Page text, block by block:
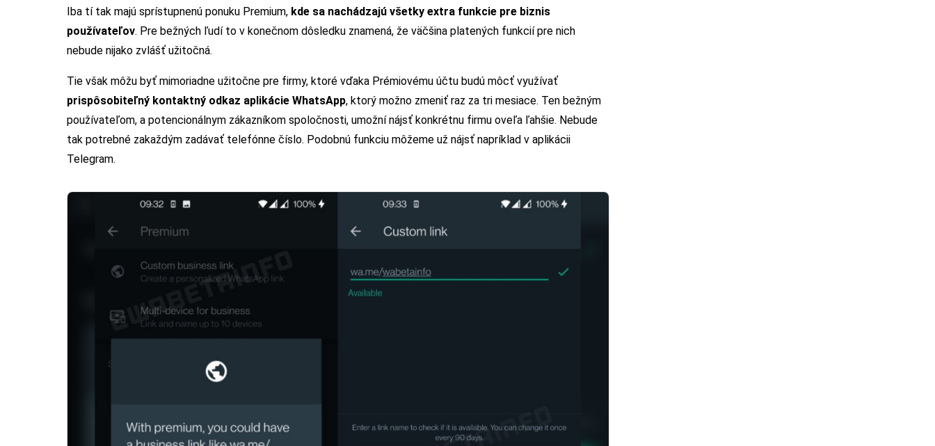
Iba tí tak majú sprístupnenú ponuku Premium, kde sa nachádzajú všetky extra funkcie pre biznis
používateľov. Pre bežných ľudí to v konečnom dôsledku znamená, že väčšina platených funkcií pre nich
nebude nijako zvlášť užitočná.
Tie však môžu byť mimoriadne užitočne pre firmy, ktoré vďaka Prémiovému účtu budú môcť využívať
prispôsobiteľný kontaktný odkaz aplikácie WhatsApp, ktorý možno zmeniť raz za tri mesiace. Ten bežným
používateľom, a potencionálnym zákazníkom spoločnosti, umožní nájsť konkrétnu firmu oveľa ľahšie. Nebude
tak potrebné zakaždým zadávať telefónne číslo. Podobnú funkciu môžeme už nájsť napríklad v aplikácii
Telegram.